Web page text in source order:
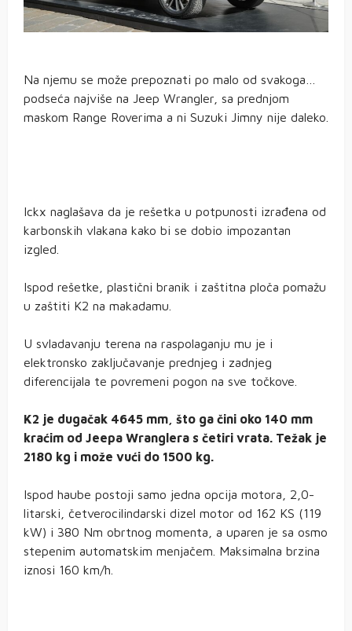
Na njemu se može prepoznati po malo od svakoga…
podseća najviše na Jeep Wrangler, sa prednjom
maskom Range Roverima a ni Suzuki Jimny nije daleko.
Ickx naglašava da je rešetka u potpunosti izrađena od
karbonskih vlakana kako bi se dobio impozantan
izgled.
Ispod rešetke, plastični branik i zaštitna ploča pomažu
u zaštiti K2 na makadamu.
U svladavanju terena na raspolaganju mu je i
elektronsko zaključavanje prednjeg i zadnjeg
diferencijala te povremeni pogon na sve točkove.
K2 je dugačak 4645 mm, što ga čini oko 140 mm
kraćim od Jeepa Wranglera s četiri vrata. Težak je
2180 kg i može vući do 1500 kg.
Ispod haube postoji samo jedna opcija motora, 2,0-
litarski, četverocilindarski dizel motor od 162 KS (119
kW) i 380 Nm obrtnog momenta, a uparen je sa osmo
stepenim automatskim menjačem. Maksimalna brzina
iznosi 160 km/h.